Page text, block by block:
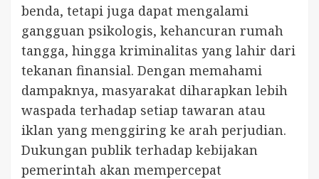
benda, tetapi juga dapat mengalami
gangguan psikologis, kehancuran rumah
tangga, hingga kriminalitas yang lahir dari
tekanan finansial. Dengan memahami
dampaknya, masyarakat diharapkan lebih
waspada terhadap setiap tawaran atau
iklan yang menggiring ke arah perjudian.
Dukungan publik terhadap kebijakan
pemerintah akan mempercepat